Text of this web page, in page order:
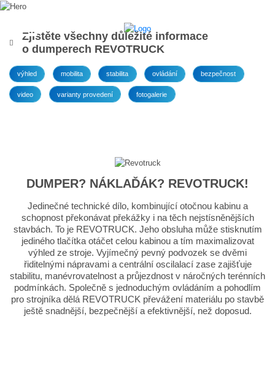
Zjistěte všechny důležité informace
o dumperech REVOTRUCK
výhled mobilita stabilita ovládání bezpečnost
video varianty provedení fotogalerie
DUMPER? NÁKLAĎÁK? REVOTRUCK!
Jedinečné technické dílo, kombinující otočnou kabinu a
schopnost překonávat překážky i na těch nejstísněnějších
stavbách. To je REVOTRUCK. Jeho obsluha může stisknutím
jediného tlačítka otáčet celou kabinou a tím maximalizovat
výhled ze stroje. Vyjímečný pevný podvozek se dvěmi
řiditelnými nápravami a centrální oscilalací zase zajišťuje
stabilitu, manévrovatelnost a průjezdnost v náročných terénních
podmínkách. Společně s jednoduchým ovládáním a pohodlím
pro strojníka dělá REVOTRUCK převážení materiálu po stavbě
ještě snadnější, bezpečnější a efektivnější, než doposud.